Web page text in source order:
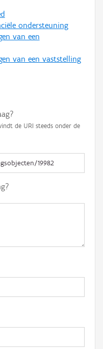
ondersteuning
van een
van een vaststelling
de URI steeds onder de